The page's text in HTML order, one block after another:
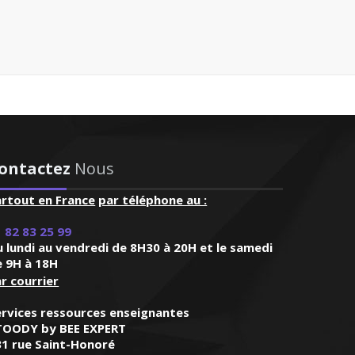
est posé et très
Nous
en France par téléphone au :
82 83 25 99
lundi au vendredi de 8H30 à 20H et le samedi
9H à 18H
courrier
ressources enseignantes
by BEE EXPERT
rue Saint-Honoré